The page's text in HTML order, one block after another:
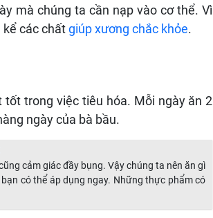
mà chúng ta cần nạp vào cơ thể. Vì
các chấtgiúp xương chắc khỏe.
trong việc tiêu hóa. Mỗi ngày ăn 2
ngày của bà bầu.
cảm giác đầy bụng. Vậy chúng ta nên ăn gì
có thể áp dụng ngay. Những thực phẩm có